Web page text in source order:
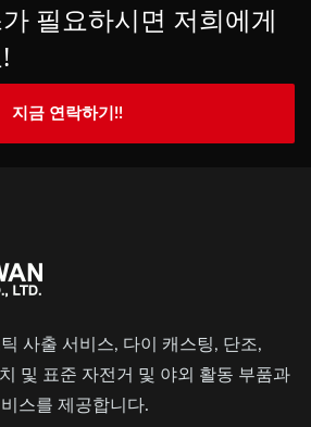
필요하시면 저희에게
지금 연락하기!!
사출 서비스, 다이 캐스팅, 단조,
및 표준 자전거 및 야외 활동 부품과
스를 제공합니다.